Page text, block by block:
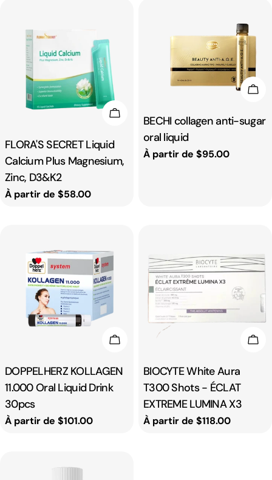
Choisissez Les Options
Taper:
FLORA'S SECRET Liquid
Calcium Plus Magnesium,
Zinc, D3&K2
Prix
À partir de $58.00
Taper:
BECHI collagen anti-sugar
oral liquid
Prix
À partir de $95.00
Choisissez Les Options
Taper:
DOPPELHERZ KOLLAGEN
11.000 Oral Liquid Drink
30pcs
Prix
À partir de $101.00
Taper:
BIOCYTE White Aura
T300 Shots - ÉCLAT
EXTREME LUMINA X3
Prix
À partir de $118.00